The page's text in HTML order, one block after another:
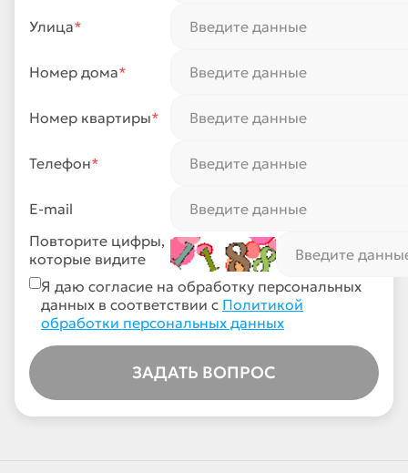
Улица*
Номер дома*
Номер квартиры*
Телефон*
E-mail
Повторите цифры,
которые видите
Я даю согласие на обработку персональных
данных в соответствии с Политикой
обработки персональных данных